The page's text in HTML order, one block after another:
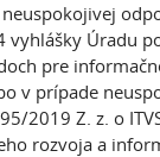
vyhlášky Úradu
pre
v prípade
2019 Z. z. o
rozvoja a